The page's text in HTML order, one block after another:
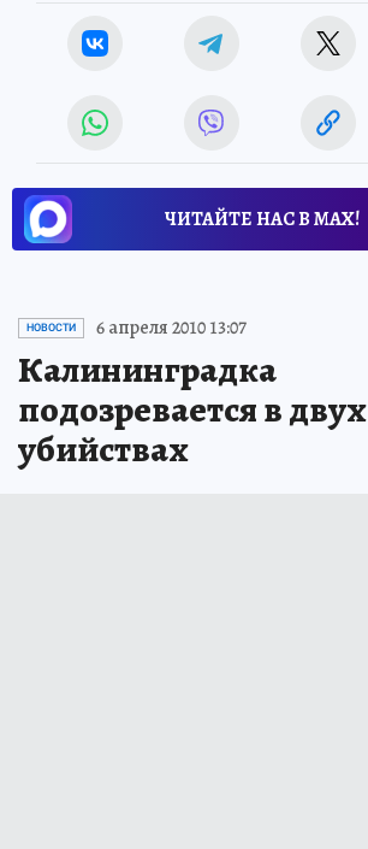
ЧИТАЙТЕ НАС В МАХ!
НОВОСТИ 6 апреля 2010 13:07
Калининградка
подозревается в двух
убийствах